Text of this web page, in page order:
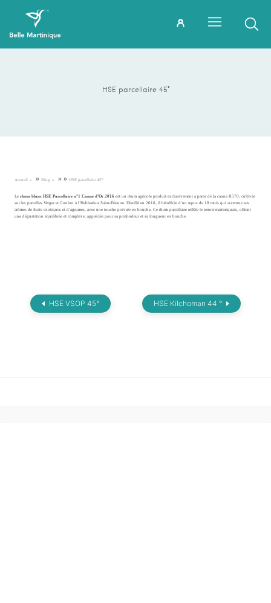
HSE parcellaire 45°
Accueil » Blog » » HSE parcellaire 45°
Le rhum blanc HSE Parcellaire n°1 Canne d’Or 2016 est un rhum agricole produit exclusivement à partir de la canne R570, cultivée
sur les parcelles Verger et Coulon à l’Habitation Saint-Étienne. Distillé en 2016, il bénéficie d’un repos de 18 mois qui accentue ses
arômes de fruits exotiques et d’agrumes, avec une touche poivrée en bouche. Ce rhum parcellaire reflète le terroir martiniquais, offrant
une dégustation équilibrée et complexe, appréciée pour sa profondeur et sa longueur en bouche.
HSE VSOP 45° HSE Kilchoman 44 °